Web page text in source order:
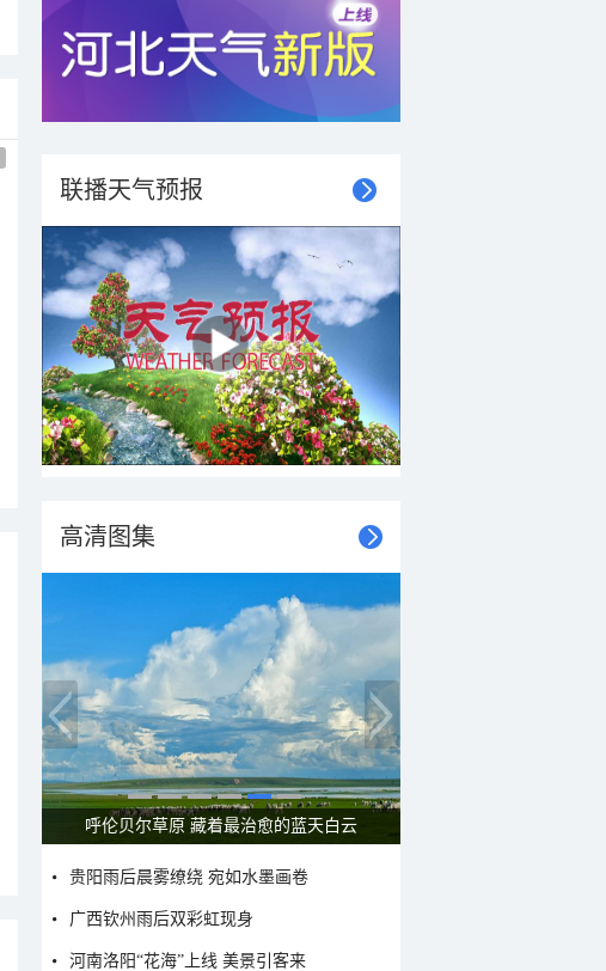
联播天气预报
高清图集
呼伦贝尔草原 藏着最治愈的蓝天白云
贵阳雨后晨雾缭绕 宛如水墨画卷
广西钦州雨后双彩虹现身
河南洛阳“花海”上线 美景引客来